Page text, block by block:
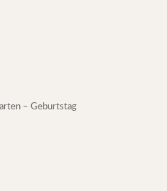
– Geburtstag